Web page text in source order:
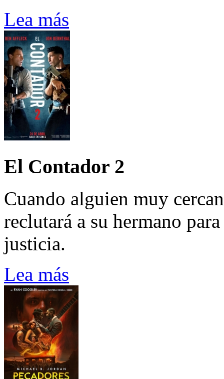
Lea más
El Contador 2
Cuando alguien muy
reclutará a su hermano
justicia.
Lea más